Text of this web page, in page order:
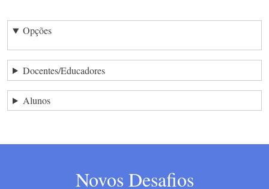
Opções
Docentes/Educadores
Alunos
Novos Desafios